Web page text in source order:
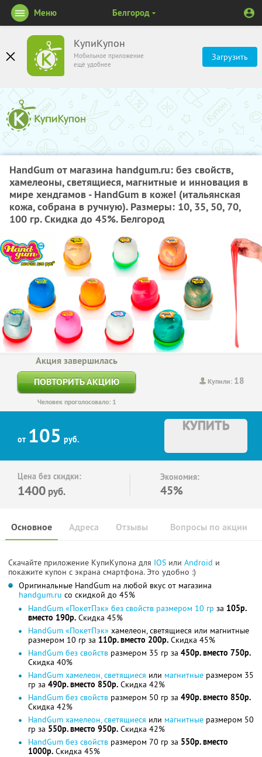
КупиКупон
Мобильное приложение
ещё удобнее
Загрузить
Меню Белгород
HandGum от магазина handgum.ru: без свойств,
хамелеоны, светящиеся, магнитные и инновация в
мире хендгамов - HandGum в коже! (итальянская
кожа, собрана в ручную). Размеры: 10, 35, 50, 70,
100 гр. Скидка до 45%. Белгород
Купили: 18
Акция завершилась
ПОВТОРИТЬ АКЦИЮ
Человек проголосовало: 1
от 105 руб.
КУПИТЬ
Цена без скидки:
1400 руб.
Экономия:
45%
Основное Отзывы Вопросы по акции
Адреса
Скачайте приложение КупиКупона для IOS или Android и
покажите купон с экрана смартфона. Это удобно :)
Оригинальные HandGum на любой вкус от магазина
handgum.ru со скидкой до 45%
HandGum «ПокетПэк» без свойств размером 10 гр за 105р.
вместо 190р. Скидка 45%
HandGum «ПокетПэк» хамелеон, светящиеся или магнитные
размером 10 гр за 110р. вместо 200р. Скидка 45%
HandGum без свойств размером 35 гр за 450р. вместо 750р.
Скидка 40%
HandGum хамелеон, светящиеся или магнитные размером 35
гр за 490р. вместо 850р. Скидка 42%
HandGum без свойств размером 50 гр за 490р. вместо 850р.
Скидка 42%
HandGum хамелеон, светящиеся или магнитные размером 50
гр за 550р. вместо 950р. Скидка 42%
HandGum без свойств размером 70 гр за 550р. вместо
1000р. Скидка 45%